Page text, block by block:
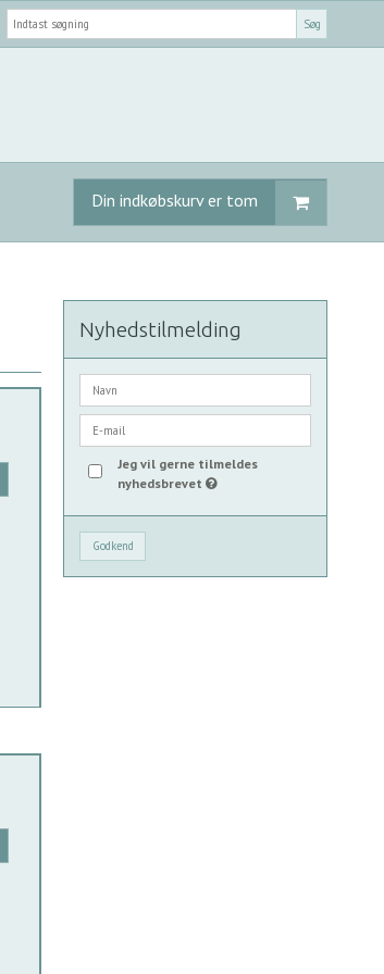
Søg
Din indkøbskurv er tom
Nyhedstilmelding
Jeg vil gerne tilmeldes
nyhedsbrevet
Godkend